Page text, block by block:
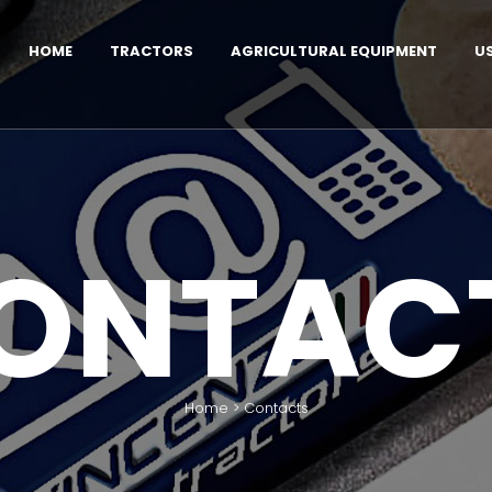
HOME TRACTORS AGRICULTURAL EQUIPMENT
Home>Contacts